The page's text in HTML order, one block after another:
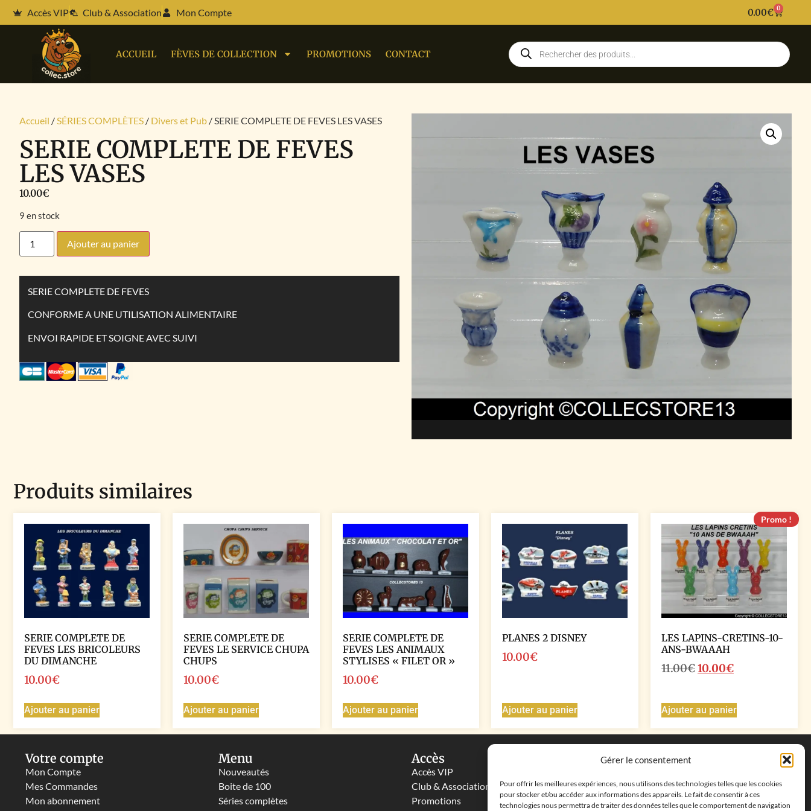
Gérer le consentement
Pour offrir les meilleures expériences, nous utilisons des technologies telles que les cookies
pour stocker et/ou accéder aux informations des appareils. Le fait de consentir à ces
technologies nous permettra de traiter des données telles que le comportement de navigation
Accès VIP Club & Association Mon Compte 0.00€ 0
ACCUEIL FÈVES DE COLLECTION PROMOTIONS CONTACT
Accueil /SÉRIES COMPLÈTES / Divers et Pub / SERIE COMPLETE DE FEVES LES VASES
SERIE COMPLETE DE FEVES
LES VASES
10.00€
9 en stock
Ajouter au panier
SERIE COMPLETE DE FEVES
CONFORME A UNE UTILISATION ALIMENTAIRE
ENVOI RAPIDE ET SOIGNE AVEC SUIVI
Produits similaires
SERIE COMPLETE DE
FEVES LES BRICOLEURS
DU DIMANCHE
10.00€
Ajouter au panier
SERIE COMPLETE DE
FEVES LE SERVICE CHUPA
CHUPS
10.00€
Ajouter au panier
SERIE COMPLETE DE
FEVES LES ANIMAUX
STYLISES « FILET OR »
10.00€
Ajouter au panier
PLANES 2 DISNEY
10.00€
Ajouter au panier
Promo !
LES LAPINS-CRETINS-10-
ANS-BWAAAH
11.00€10.00€
Ajouter au panier
Votre compte
Mon Compte
Mes Commandes
Mon abonnement
Menu
Nouveautés
Boite de 100
Séries complètes
Accès
Accès VIP
Club & Associations
Promotions
Coordonnées
cléments, 13500 Martigues, France
Téléphone : ‭+33652313256‬